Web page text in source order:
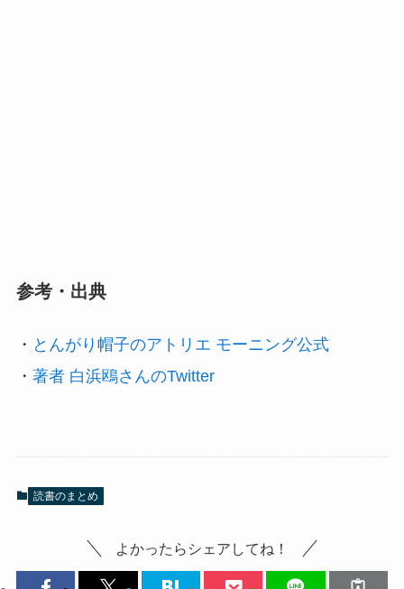
参考・出典
・ とんがり帽子のアトリエ モーニング公式
・ 著者 白浜鴎さんのTwitter
読書のまとめ
よかったらシェアしてね！